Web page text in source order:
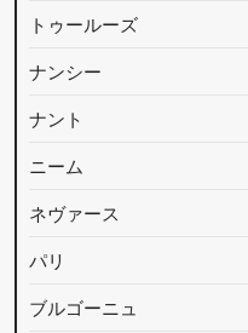
トゥールーズ
ナンシー
ナント
ニーム
ネヴァース
パリ
ブルゴーニュ